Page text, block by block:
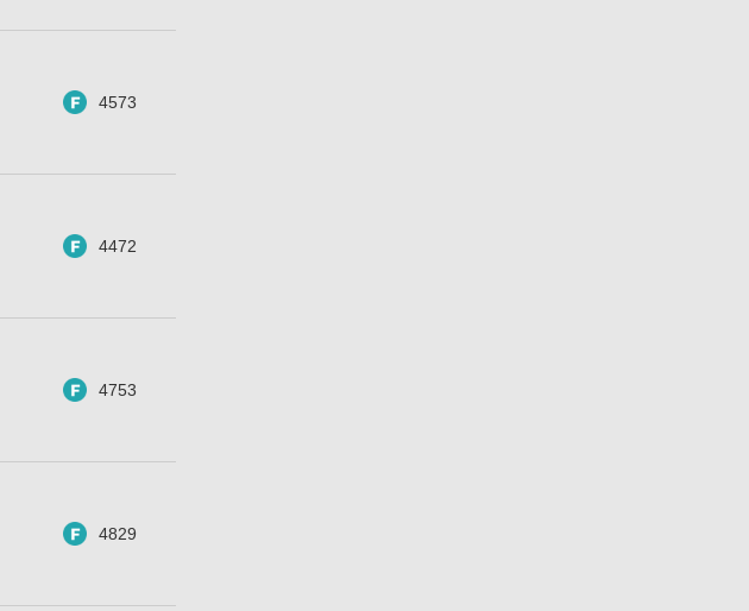
4573
4472
4753
4829